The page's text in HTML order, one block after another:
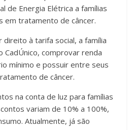
de Energia Elétrica a famílias
em tratamento de câncer.
à tarifa social, a família
comprovar renda
mínimo e possuir entre seus
de câncer.
na conta de luz para famílias
variam de 10% a 100%,
Atualmente, já são